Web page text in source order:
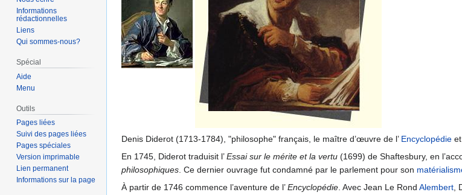
Denis Diderot (1713-1784), "philosophe" français, le maître d’œuvre de l’ Encyclopédie
En 1745, Diderot traduisit l’Essai sur le mérite et la vertu (1699) de Shaftesbury, en
philosophiques. Ce dernier ouvrage fut condamné par le parlement pour son
À partir de 1746 commence l’aventure de l’Encyclopédie. Avec Jean Le Rond Alembert,
Informations
rédactionnelles
Liens
Qui sommes-nous?
Spécial
Aide
Menu
Outils
Pages liées
Suivi des pages liées
Pages spéciales
Version imprimable
Lien permanent
Informations sur la page